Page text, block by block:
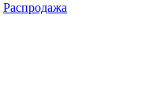
Распродажа